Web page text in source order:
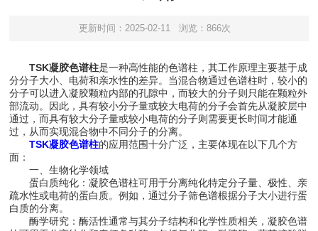
更新时间：2025-02-11 浏览：866次
TSK凝胶色谱柱是一种高性能的色谱柱，其工作原理主要基于成
分分子大小、电荷和亲水性的差异。当混合物通过色谱柱时，较小的
分子可以进入凝胶颗粒内部的孔隙中，而较大的分子则只能在颗粒外
部流动。因此，具有较小分子量或较大电荷的分子会首先从凝胶层中
通过，而具有较大分子量或较小电荷的分子则需要更长时间才能通
过，从而实现混合物中不同分子的分离。
TSK凝胶色谱柱的应用范围十分广泛，主要体现在以下几个方
面：
一、生物化学领域
蛋白质纯化：凝胶色谱柱可用于分离纯化特定分子量、极性、亲
疏水性或电荷的蛋白质。例如，通过分子筛色谱根据分子大小进行蛋
白质的分离。
酶学研究：酶活性通常与其分子结构和化学性质相关，凝胶色谱